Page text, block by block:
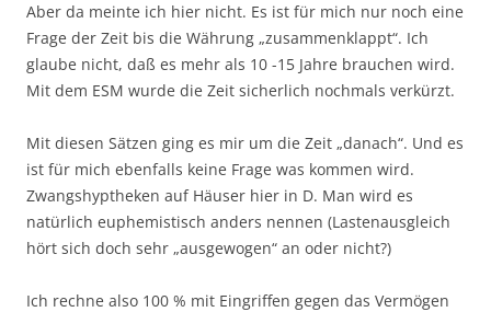
Aber da meinte ich hier nicht. Es ist für mich nur noch eine
Frage der Zeit bis die Währung „zusammenklappt“. Ich
glaube nicht, daß es mehr als 10 -15 Jahre brauchen wird.
Mit dem ESM wurde die Zeit sicherlich nochmals verkürzt.
Mit diesen Sätzen ging es mir um die Zeit „danach“. Und es
ist für mich ebenfalls keine Frage was kommen wird.
Zwangshyptheken auf Häuser hier in D. Man wird es
natürlich euphemistisch anders nennen (Lastenausgleich
hört sich doch sehr „ausgewogen“ an oder nicht?)
Ich rechne also 100 % mit Eingriffen gegen das Vermögen